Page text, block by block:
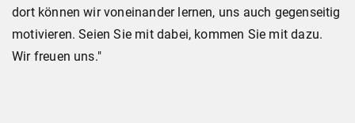
dort können wir voneinander lernen, uns auch gegenseitig
motivieren. Seien Sie mit dabei, kommen Sie mit dazu.
Wir freuen uns."